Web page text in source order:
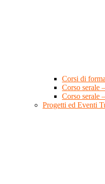
Corsi di
Corso serale
Corso serale
Progetti ed Eventi